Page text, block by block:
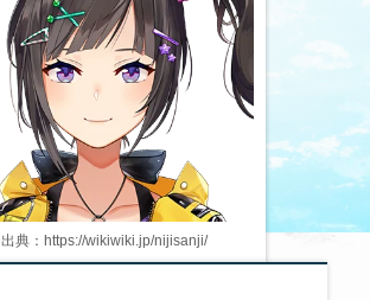
出典：https://wikiwiki.jp/nijisanji/